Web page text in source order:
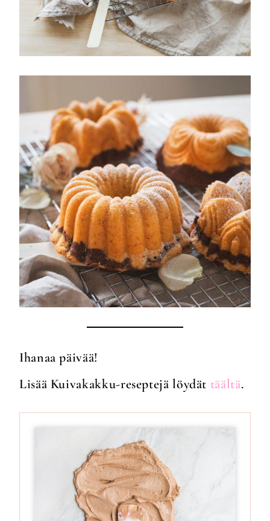
Ihanaa päivää!
Lisää Kuivakakku-reseptejä löydät täältä.